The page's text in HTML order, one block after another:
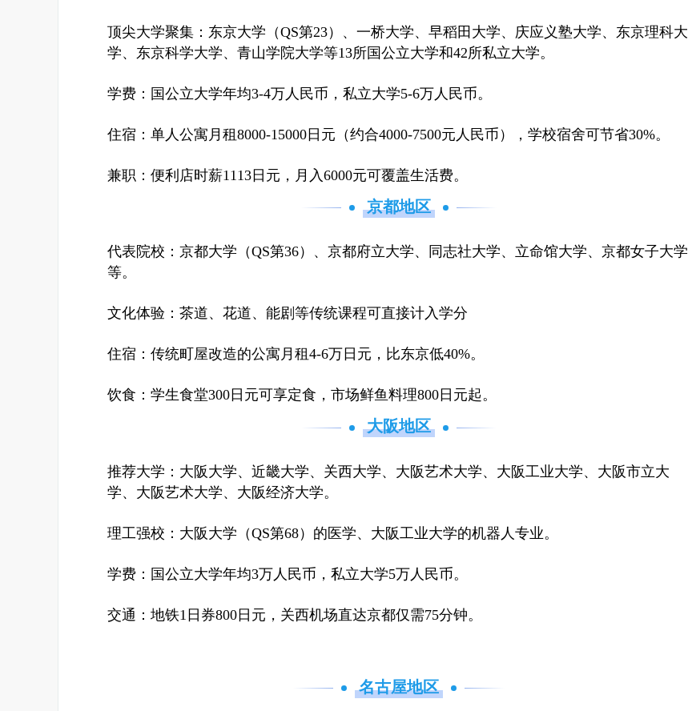
顶尖大学聚集：东京大学（QS第23）、一桥大学、早稻田大学、庆应义塾大学、东京理科大
学、东京科学大学、青山学院大学等13所国公立大学和42所私立大学。
学费：国公立大学年均3-4万人民币，私立大学5-6万人民币。
住宿：单人公寓月租8000-15000日元（约合4000-7500元人民币），学校宿舍可节省30%。
兼职：便利店时薪1113日元，月入6000元可覆盖生活费。
京都地区
代表院校：京都大学（QS第36）、京都府立大学、同志社大学、立命馆大学、京都女子大学
等。
文化体验：茶道、花道、能剧等传统课程可直接计入学分
住宿：传统町屋改造的公寓月租4-6万日元，比东京低40%。
饮食：学生食堂300日元可享定食，市场鲜鱼料理800日元起。
大阪地区
推荐大学：大阪大学、近畿大学、关西大学、大阪艺术大学、大阪工业大学、大阪市立大
学、大阪艺术大学、大阪经济大学。
理工强校：大阪大学（QS第68）的医学、大阪工业大学的机器人专业。
学费：国公立大学年均3万人民币，私立大学5万人民币。
交通：地铁1日券800日元，关西机场直达京都仅需75分钟。
名古屋地区